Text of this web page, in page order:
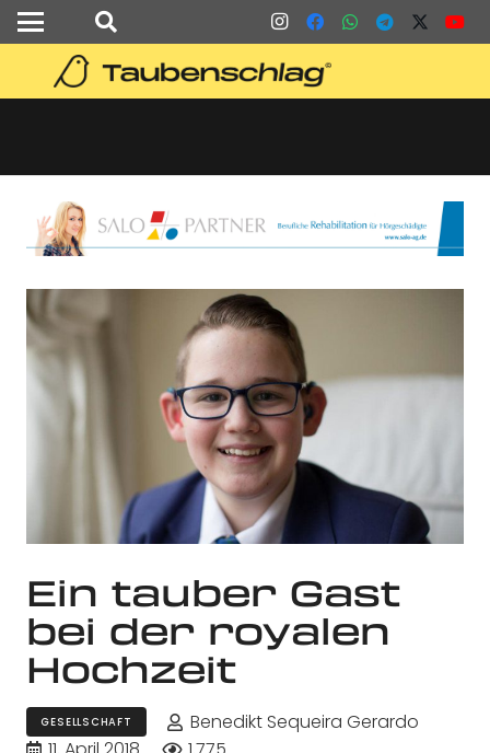
Ein tauber Gast
bei der royalen
Hochzeit
GESELLSCHAFT
Benedikt Sequeira Gerardo